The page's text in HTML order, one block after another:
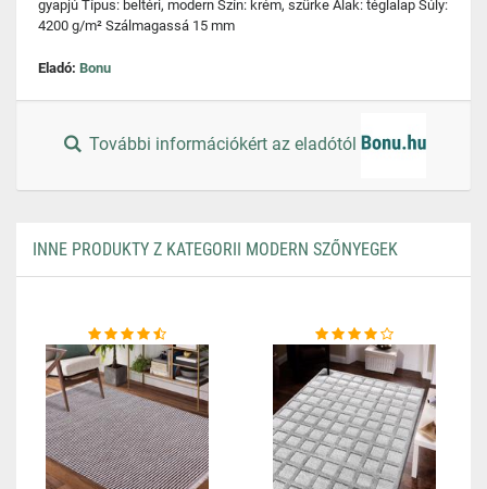
gyapjú Típus: beltéri, modern Szín: krém, szürke Alak: téglalap Súly:
4200 g/m² Szálmagassá 15 mm
Eladó: Bonu
További információkért az eladótól
INNE PRODUKTY Z KATEGORII MODERN SZŐNYEGEK